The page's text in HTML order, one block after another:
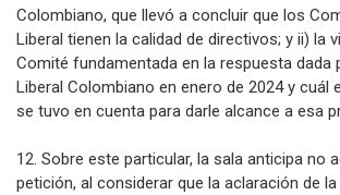
Colombiano, que llevó a concluir que los
Liberal tienen la calidad de directivos; y ii) la
Comité fundamentada en la respuesta dada
Liberal Colombiano en enero de 2024 y cuál
se tuvo en cuenta para darle alcance a esa
12. Sobre este particular, la sala anticipa no
petición, al considerar que la aclaración de